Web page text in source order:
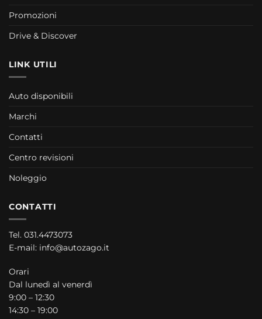
Promozioni
Drive & Discover
LINK UTILI
Auto disponibili
Marchi
Contatti
Centro revisioni
Noleggio
CONTATTI
Tel. 031.4473073
E-mail: info@autozago.it
Orari
Dal lunedì al venerdì
9:00 – 12:30
14:30 – 19:00